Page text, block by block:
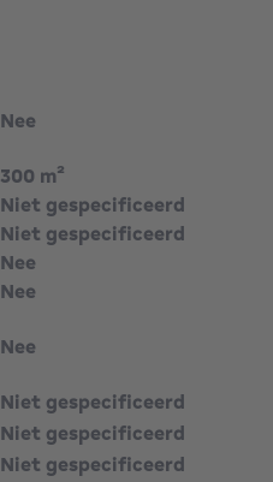
Nee
300 m²
Niet gespecificeerd
Niet gespecificeerd
Nee
Nee
Nee
Niet gespecificeerd
Niet gespecificeerd
Niet gespecificeerd